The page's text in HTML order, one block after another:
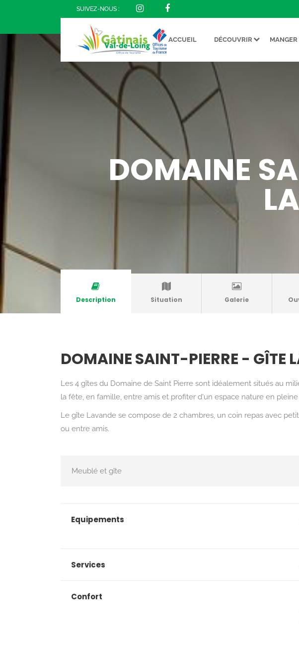
SUIVEZ-NOUS :
ACCUEIL DÉCOUVRIR MANGER
DOMAINE
Description Situation Galerie
DOMAINE SAINT-PIERRE - GÎTE
Les 4 gîtes du Domaine de Saint Pierre sont idéalement situés au
la fête, en famille, entre amis et profiter d'un espace nature en
Le gîte Lavande se compose de 2 chambres, un coin repas avec
ou entre amis.
Meublé et gîte
Equipements
Services
Confort